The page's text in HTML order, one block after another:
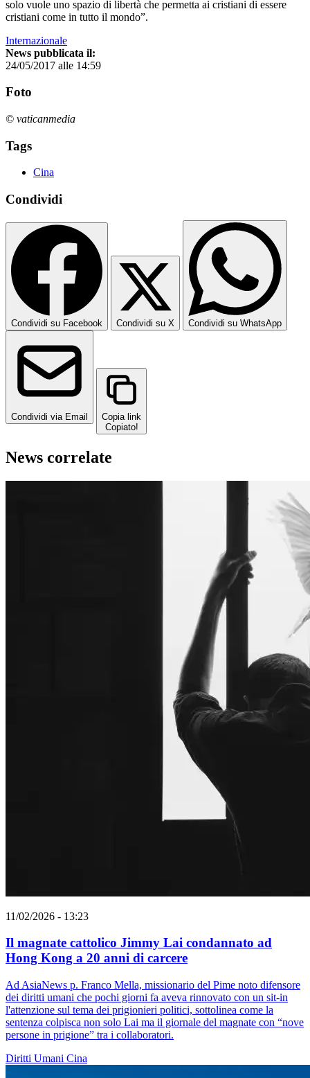
solo vuole uno spazio di libertà che permetta ai cristiani di essere
cristiani come in tutto il mondo”.
Internazionale
News pubblicata il:
24/05/2017 alle 14:59
Foto
© vaticanmedia
Tags
Cina
Condividi
Condividi su Facebook Condividi su X Condividi su WhatsApp
Condividi via Email
Copia link
Copiato!
News correlate
11/02/2026 - 13:23
Il magnate cattolico Jimmy Lai condannato ad
Hong Kong a 20 anni di carcere
Ad AsiaNews p. Franco Mella, missionario del Pime noto difensore
dei diritti umani che pochi giorni fa aveva rinnovato con un sit-in
l'attenzione sul tema dei prigionieri politici, sottolinea come la
sentenza colpisca non solo Lai ma il giornale del magnate con “nove
persone in prigione” tra i collaboratori.
Diritti Umani Cina